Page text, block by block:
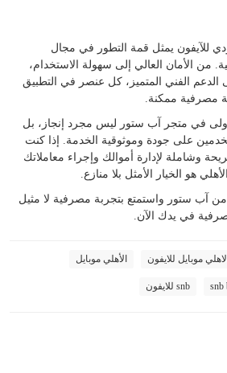
للآيفون يمثل قمة التطور في مجال
من الأمان العالي إلى سهولة الاستخدام،
الفني المتميز، كل عنصر في التطبيق
مصرفية ممكنة.
في متجر آب ستور ليس مجرد إنجاز، بل
على جودة وموثوقية الخدمة. إذا كنت
وشاملة لإدارة أموالك وإجراء معاملاتك
هو الخيار الأمثل بلا منازع.
من آب ستور واستمتع بتجربة مصرفية لا مثيل
في يدك الآن.
موبايل للايفون الأهلي موبايل
snb snb للايفون